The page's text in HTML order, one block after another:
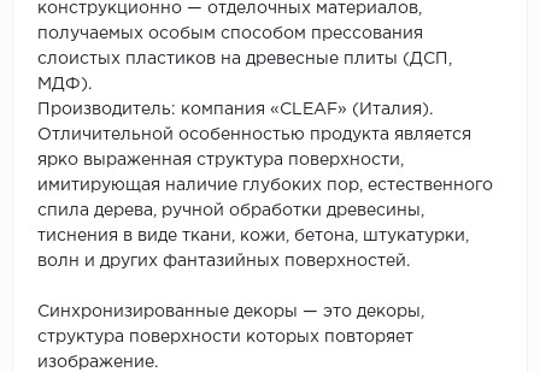
конструкционно — отделочных материалов,
получаемых особым способом прессования
слоистых пластиков на древесные плиты (ДСП,
МДФ).
Производитель: компания «CLEAF» (Италия).
Отличительной особенностью продукта является
ярко выраженная структура поверхности,
имитирующая наличие глубоких пор, естественного
спила дерева, ручной обработки древесины,
тиснения в виде ткани, кожи, бетона, штукатурки,
волн и других фантазийных поверхностей.
Синхронизированные декоры — это декоры,
структура поверхности которых повторяет
изображение.